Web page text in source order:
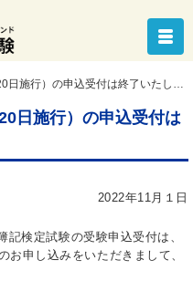
行）の申込受付は終了いたしました
日施行）の申込受付は
2022年11月１日
検定試験の受験申込受付は、
お申し込みをいただきまして、